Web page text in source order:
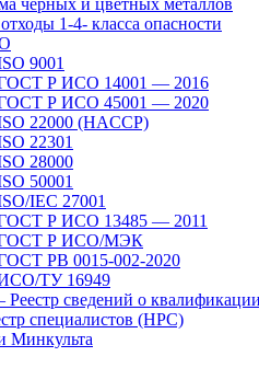
черных и цветных металлов
1-4- класса опасности
9001
ГОСТ Р ИСО 14001 — 2016
ГОСТ Р ИСО 45001 — 2020
22000 (HACCP)
22301
28000
50001
IEC 27001
Р ИСО 13485 — 2011
ГОСТ Р ИСО/МЭК
РВ 0015-002-2020
ТУ 16949
сведений о квалификации
специалистов (НРС)
Минкульта